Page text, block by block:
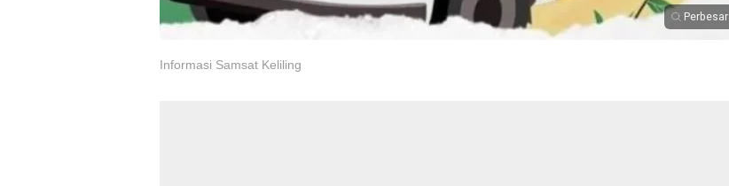
Perbesar
Informasi Samsat Keliling